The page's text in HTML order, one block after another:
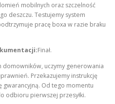
mobilnych oraz szczelność
deszczu. Testujemy system
pracę boxa w razie braku
Finał.
domowników, uczymy generowania
Przekazujemy instrukcję
gwarancyjną. Od tego momentu
odbioru pierwszej przesyłki.